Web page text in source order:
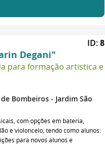
Degani"
para formação artistica e
ID:8
Bombeiros - Jardim São
com opções em bateria,
e violoncelo, tendo como alunos:
para novos alunos e